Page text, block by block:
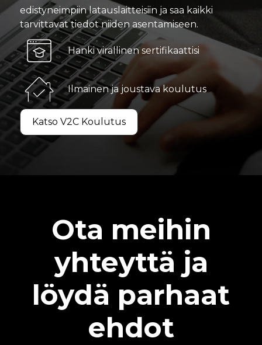
edistyneimpiin latauslaitteisiin ja saa kaikki
tarvittavat tiedot niiden asentamiseen.
Hanki virallinen sertifikaattisi
Ilmainen ja joustava koulutus
Katso V2C Koulutus
Ota meihin
yhteyttä ja
löydä parhaat
ehdot